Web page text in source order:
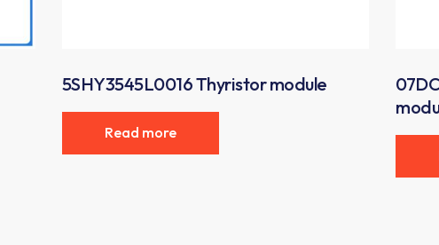
5SHY3545L0016 Thyristor module
Read more